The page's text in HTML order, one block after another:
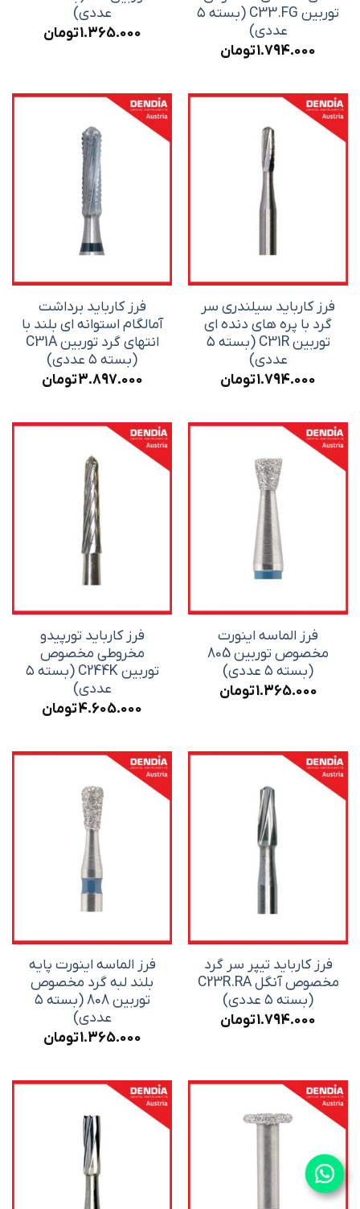
توربین C33.FG (بسته ۵
عددی)
1.794.000تومان
عددی)
1.365.000تومان
فرز کارباید سیلندری سر
گرد با پره های دنده ای
توربین C31R (بسته ۵
عددی)
1.794.000تومان
فرز کارباید برداشت
آمالگام استوانه ای بلند با
انتهای گرد توربین C31A
(بسته ۵ عددی)
3.897.000تومان
فرز الماسه اینورت
مخصوص توربین 805
(بسته ۵ عددی)
1.365.000تومان
فرز کارباید تورپیدو
مخروطی مخصوص
توربین C244K (بسته ۵
عددی)
4.605.000تومان
فرز کارباید تیپر سر گرد
مخصوص آنگل C23R.RA
(بسته ۵ عددی)
1.794.000تومان
فرز الماسه اینورت پایه
بلند لبه گرد مخصوص
توربین 808 (بسته ۵
عددی)
1.365.000تومان